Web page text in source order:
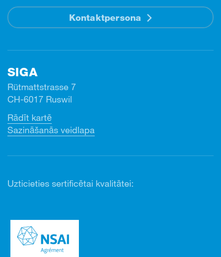
Kontaktpersona
SIGA
Rütmattstrasse 7
CH-6017 Ruswil
Rādīt kartē
Sazināšanās veidlapa
Uzticieties sertificētai kvalitātei: